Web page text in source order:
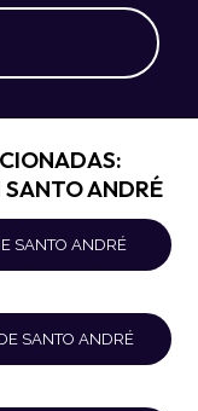
ANDRÉ
SANTO ANDRÉ
SANTO ANDRÉ